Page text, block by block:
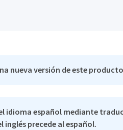
nueva versión de este
idioma español mediante
inglés precede al español.